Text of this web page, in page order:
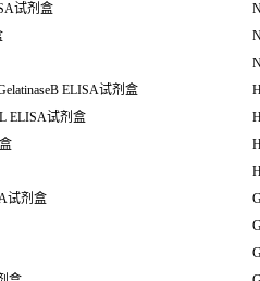
试剂盒
ELISA试剂盒
ELISA试剂盒
试剂盒